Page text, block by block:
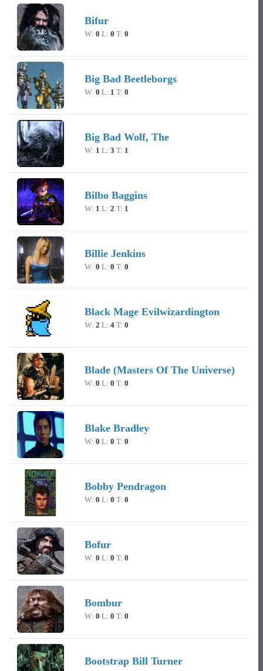
Bifur
W: 0 L: 0 T: 0
Big Bad Beetleborgs
W: 0 L: 1 T: 0
Big Bad Wolf, The
W: 1 L: 3 T: 1
Bilbo Baggins
W: 1 L: 2 T: 1
Billie Jenkins
W: 0 L: 0 T: 0
Black Mage Evilwizardington
W: 2 L: 4T: 0
Blade (Masters Of The Universe)
W: 0 L: 0 T: 0
Blake Bradley
W: 0 L: 0 T: 0
Bobby Pendragon
W: 0 L: 0 T: 0
Bofur
W: 0 L: 0 T: 0
Bombur
W: 0 L: 0 T: 0
Bootstrap Bill Turner